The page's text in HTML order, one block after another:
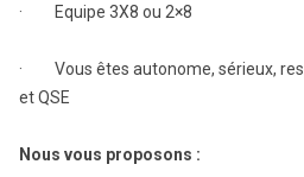
· Equipe 3X8 ou 2×8
· Vous êtes autonome, sérieux,
et QSE
Nous vous proposons :